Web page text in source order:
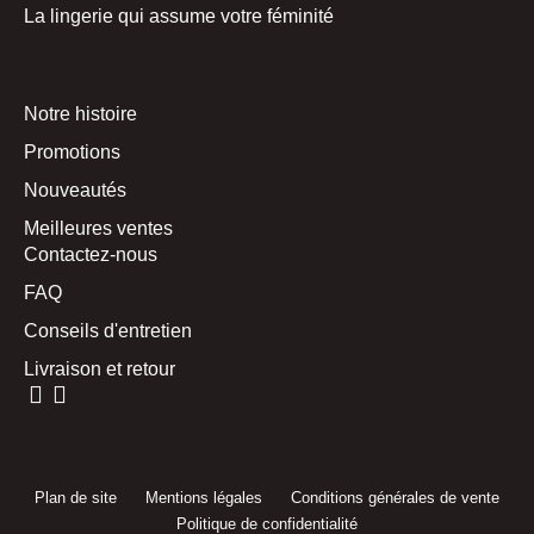
La lingerie qui assume votre féminité
Notre histoire
Promotions
Nouveautés
Meilleures ventes
Contactez-nous
FAQ
Conseils d'entretien
Livraison et retour
Plan de site Mentions légales
Conditions générales de vente
Politique de confidentialité